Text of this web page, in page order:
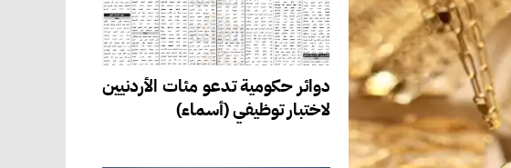
دوائر حكومية تدعو مئات الأردنيين
لاختبار توظيفي (أسماء)